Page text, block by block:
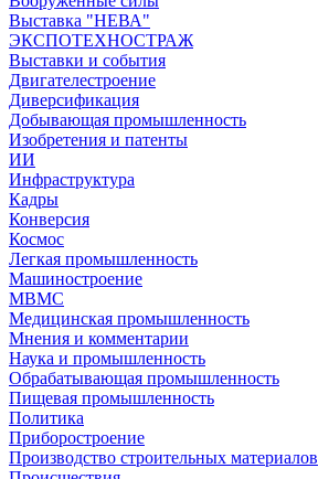
Выставка "НЕВА"
ЭКСПОТЕХНОСТРАЖ
Выставки и события
Двигателестроение
Диверсификация
Добывающая промышленность
Изобретения и патенты
ИИ
Инфраструктура
Кадры
Конверсия
Космос
Легкая промышленность
Машиностроение
МВМС
Медицинская промышленность
Мнения и комментарии
Наука и промышленность
Обрабатывающая промышленность
Пищевая промышленность
Политика
Приборостроение
Производство строительных материалов